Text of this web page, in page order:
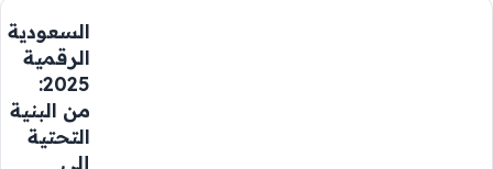
السعودية
الرقمية
2025:
من البنية
التحتية
إلى